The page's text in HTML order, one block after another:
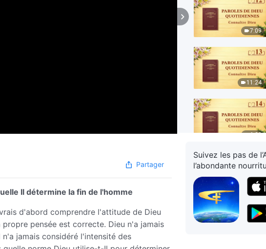
7:09
11:24
6:20
8:05
Partager
Il détermine la fin de l'homme
d'abord comprendre l'attitude de Dieu
pensée est correcte. Dieu n'a jamais
jamais considéré l'intensité des
Suivez les pas de
l’abondante